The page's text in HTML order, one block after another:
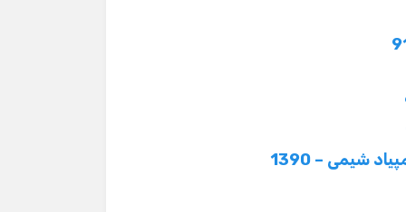
شیمی – 1390